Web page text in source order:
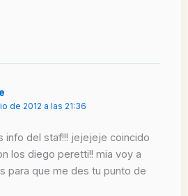
de 2012 a las 21:36
info del staf!!! jejejeje coincido
los diego peretti!! mia voy a
para que me des tu punto de